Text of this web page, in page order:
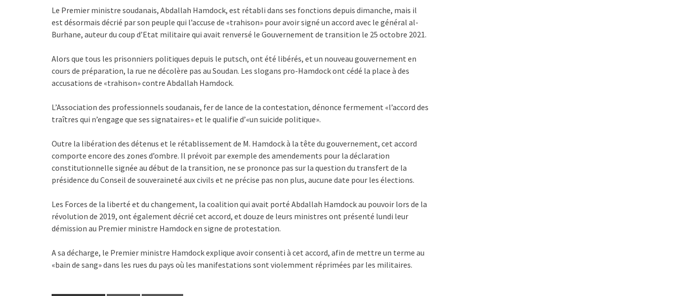
Le Premier ministre soudanais, Abdallah Hamdock, est rétabli dans ses fonctions depuis dimanche, mais il
est désormais décrié par son peuple qui l’accuse de «trahison» pour avoir signé un accord avec le général al-
Burhane, auteur du coup d’Etat militaire qui avait renversé le Gouvernement de transition le 25 octobre 2021.
Alors que tous les prisonniers politiques depuis le putsch, ont été libérés, et un nouveau gouvernement en
cours de préparation, la rue ne décolère pas au Soudan. Les slogans pro-Hamdock ont cédé la place à des
accusations de «trahison» contre Abdallah Hamdock.
L’Association des professionnels soudanais, fer de lance de la contestation, dénonce fermement «l’accord des
traîtres qui n’engage que ses signataires» et le qualifie d’«un suicide politique».
Outre la libération des détenus et le rétablissement de M. Hamdock à la tête du gouvernement, cet accord
comporte encore des zones d’ombre. Il prévoit par exemple des amendements pour la déclaration
constitutionnelle signée au début de la transition, ne se prononce pas sur la question du transfert de la
présidence du Conseil de souveraineté aux civils et ne précise pas non plus, aucune date pour les élections.
Les Forces de la liberté et du changement, la coalition qui avait porté Abdallah Hamdock au pouvoir lors de la
révolution de 2019, ont également décrié cet accord, et douze de leurs ministres ont présenté lundi leur
démission au Premier ministre Hamdock en signe de protestation.
A sa décharge, le Premier ministre Hamdock explique avoir consenti à cet accord, afin de mettre un terme au
«bain de sang» dans les rues du pays où les manifestations sont violemment réprimées par les militaires.